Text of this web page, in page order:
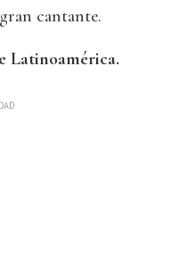
cantante.
Latinoamérica.